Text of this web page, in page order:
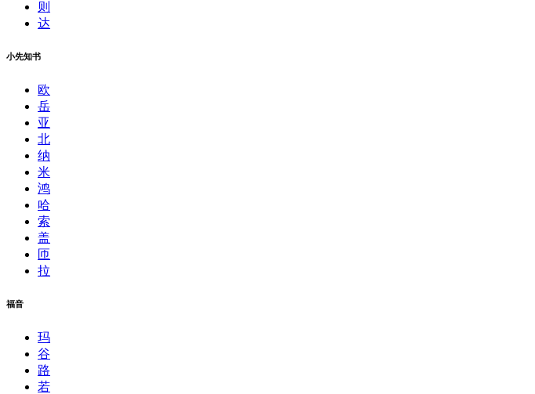
则
达
小先知书
欧
岳
亚
北
纳
米
鸿
哈
索
盖
匝
拉
福音
玛
谷
路
若